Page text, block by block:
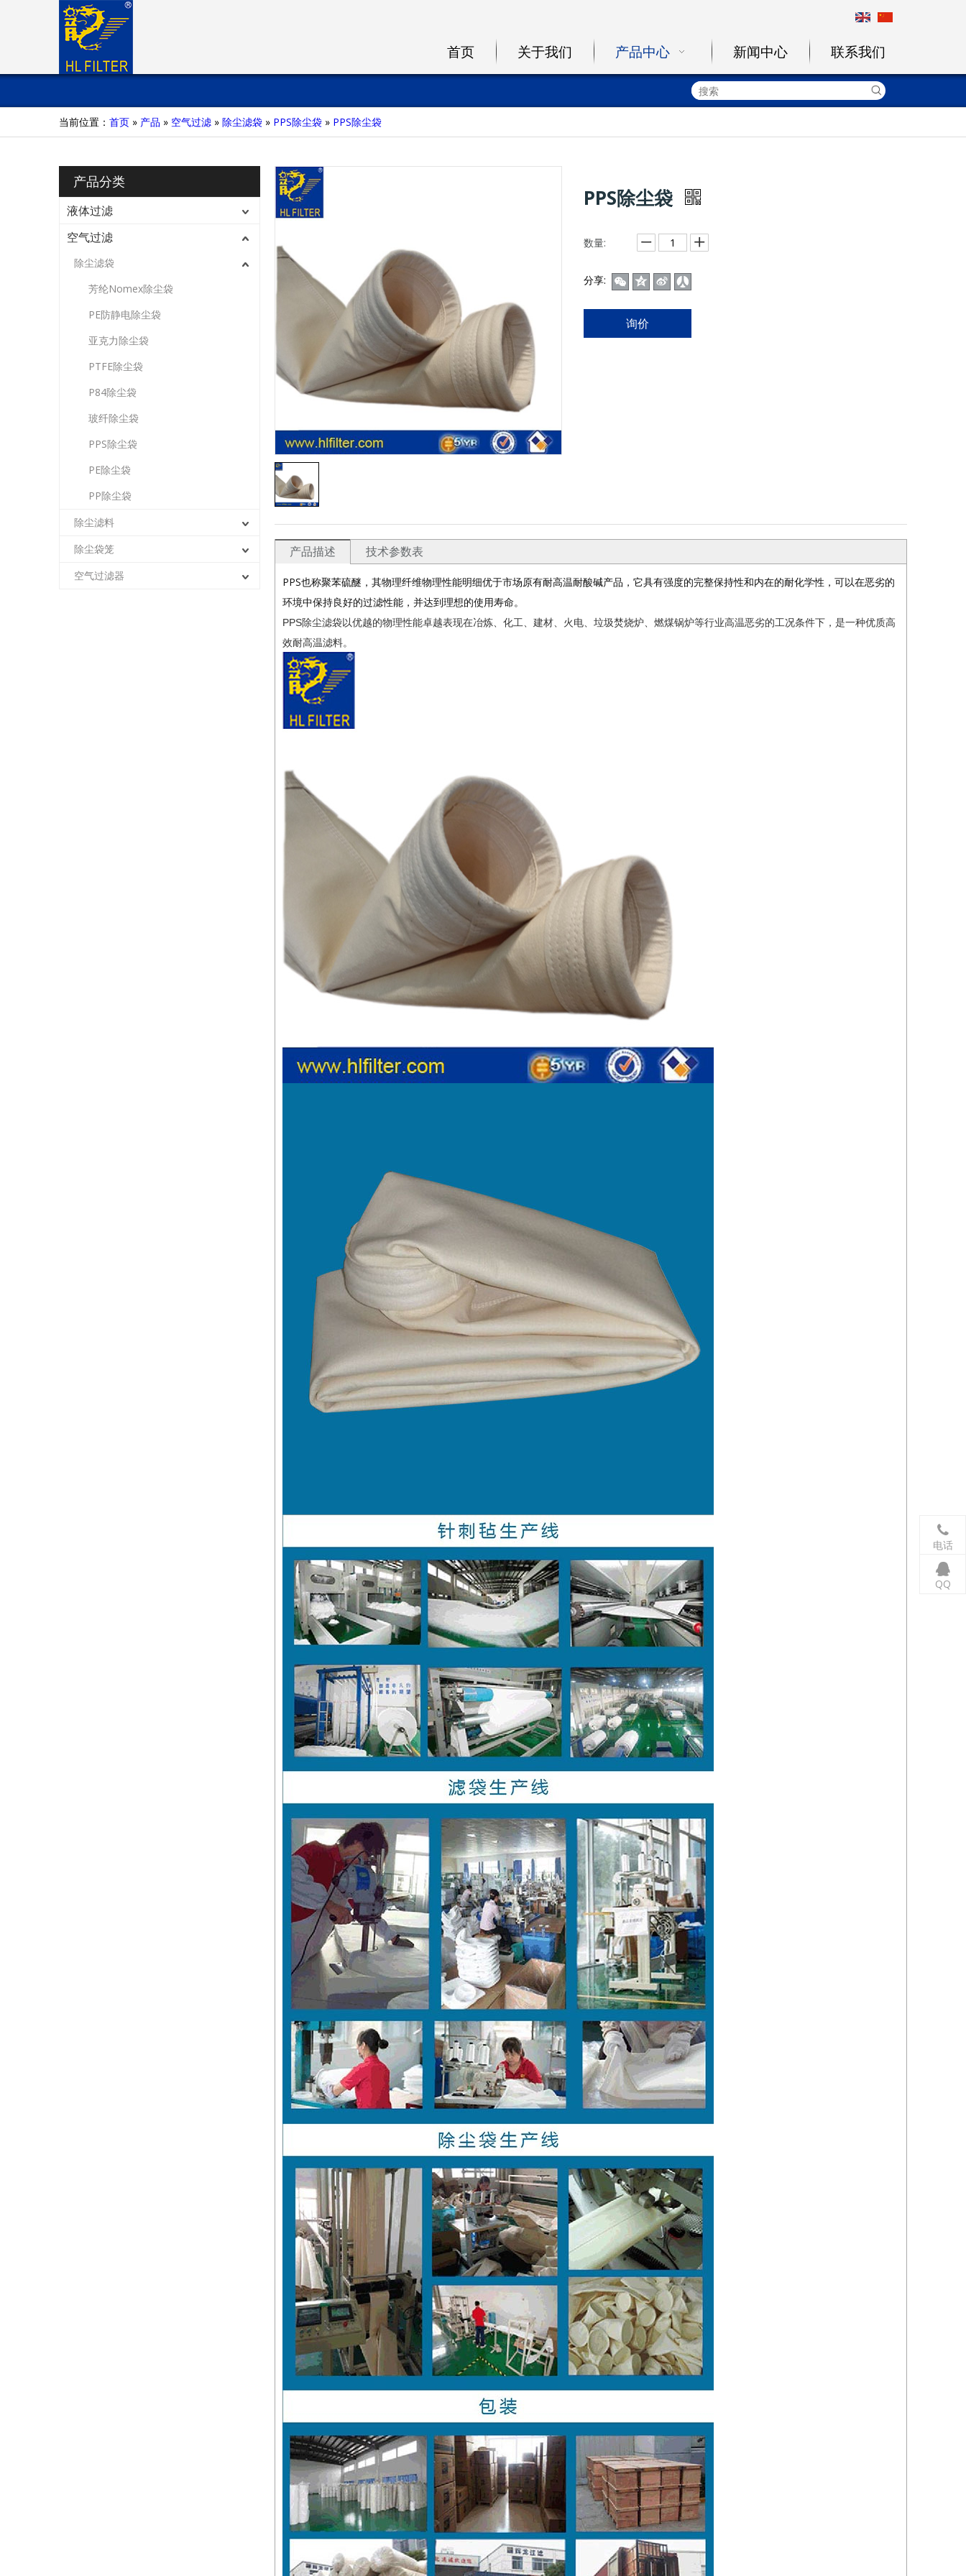
首页 关于我们 产品中心 新闻中心 联系我们
当前位置： 首页 » 产品 » 空气过滤 » 除尘滤袋 » PPS除尘袋 » PPS除尘袋
产品分类
液体过滤
空气过滤
除尘滤袋
芳纶Nomex除尘袋
PE防静电除尘袋
亚克力除尘袋
PTFE除尘袋
P84除尘袋
玻纤除尘袋
PPS除尘袋
PE除尘袋
PP除尘袋
除尘滤料
除尘袋笼
空气过滤器
PPS除尘袋
数量:
分享:
询价
产品描述 技术参数表
PPS也称聚苯硫醚，其物理纤维物理性能明细优于市场原有耐高温耐酸碱产品，它具有强度的完整保持性和内在的耐化学性，可以在恶劣的
环境中保持良好的过滤性能，并达到理想的使用寿命。
PPS除尘滤袋以优越的物理性能卓越表现在冶炼、化工、建材、火电、垃圾焚烧炉、燃煤锅炉等行业高温恶劣的工况条件下，是一种优质高
效耐高温滤料。
电话
QQ